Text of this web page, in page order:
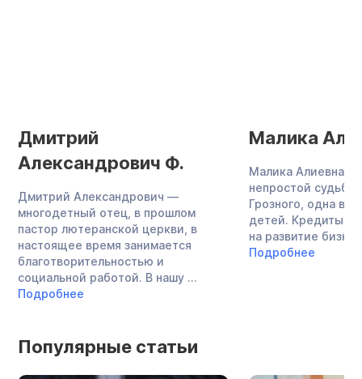
Дмитрий
Александрович Ф.
Дмитрий Александрович —
многодетный отец, в прошлом
пастор лютеранской церкви, в
настоящее время занимается
благотворительностью и
социальной работой. В нашу ...
Подробнее
Малика
Малика Алиевна
непростой
Грозного, одна
детей. Кредиты в
на развитие
Подробнее
Популярные статьи